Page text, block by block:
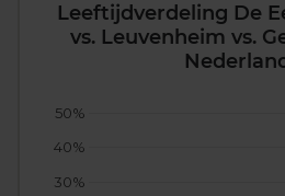
Leeftijdverdeling De
vs. Leuvenheim vs.
30%
40%
50%